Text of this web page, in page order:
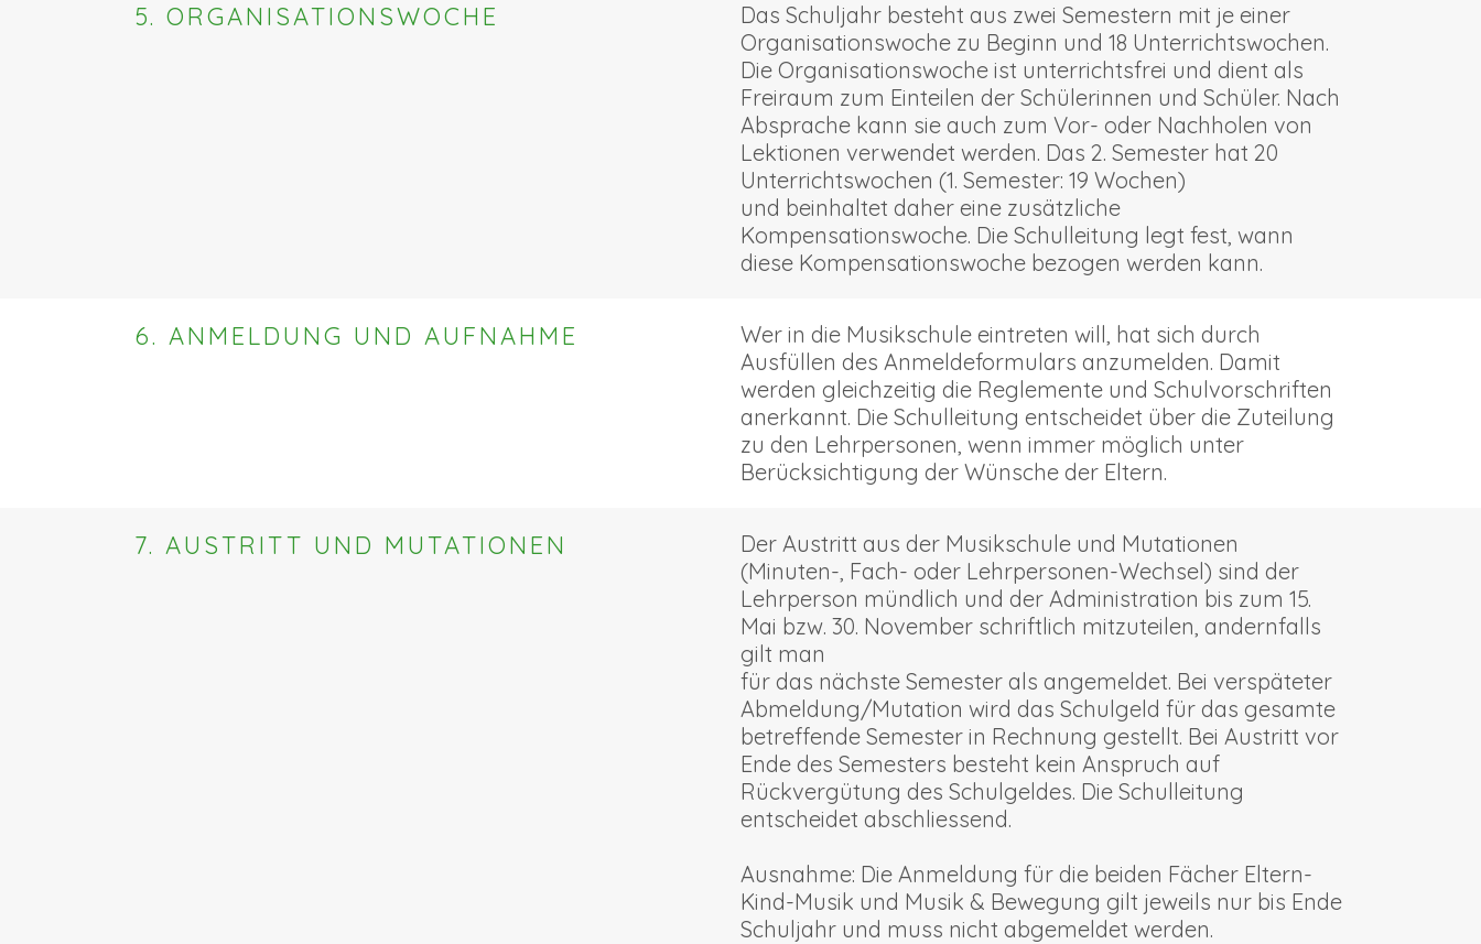
5. ORGANISATIONSWOCHE
Das Schuljahr besteht aus zwei Semestern mit je einer
Organisationswoche zu Beginn und 18 Unterrichtswochen.
Die Organisationswoche ist unterrichtsfrei und dient als
Freiraum zum Einteilen der Schülerinnen und Schüler. Nach
Absprache kann sie auch zum Vor- oder Nachholen von
Lektionen verwendet werden. Das 2. Semester hat 20
Unterrichtswochen (1. Semester: 19 Wochen)
und beinhaltet daher eine zusätzliche
Kompensationswoche. Die Schulleitung legt fest, wann
diese Kompensationswoche bezogen werden kann.
6. ANMELDUNG UND AUFNAHME
Wer in die Musikschule eintreten will, hat sich durch
Ausfüllen des Anmeldeformulars anzumelden. Damit
werden gleichzeitig die Reglemente und Schulvorschriften
anerkannt. Die Schulleitung entscheidet über die Zuteilung
zu den Lehrpersonen, wenn immer möglich unter
Berücksichtigung der Wünsche der Eltern.
7. AUSTRITT UND MUTATIONEN
Der Austritt aus der Musikschule und Mutationen
(Minuten-, Fach- oder Lehrpersonen-Wechsel) sind der
Lehrperson mündlich und der Administration bis zum 15.
Mai bzw. 30. November schriftlich mitzuteilen, andernfalls
gilt man
für das nächste Semester als angemeldet. Bei verspäteter
Abmeldung/Mutation wird das Schulgeld für das gesamte
betreffende Semester in Rechnung gestellt. Bei Austritt vor
Ende des Semesters besteht kein Anspruch auf
Rückvergütung des Schulgeldes. Die Schulleitung
entscheidet abschliessend.
Ausnahme: Die Anmeldung für die beiden Fächer Eltern-
Kind-Musik und Musik & Bewegung gilt jeweils nur bis Ende
Schuljahr und muss nicht abgemeldet werden.